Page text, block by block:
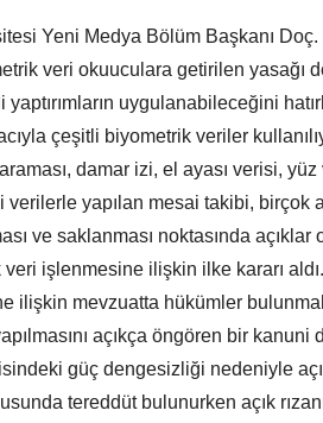
Yeni Medya Bölüm Başkanı Doç.
veri okuuculara getirilen yasağı
uygulanabileceğini
çeşitli biyometrik veriler
damar izi, el ayası verisi,
verilerle yapılan mesai takibi, birçok
ve saklanması noktasında
işlenmesine ilişkin ilke kararı
ilişkin mevzuatta hükümler
açıkça öngören bir kanuni
güç dengesizliği nedeniyle
tereddüt bulunurken açık